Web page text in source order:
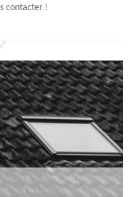
contacter !